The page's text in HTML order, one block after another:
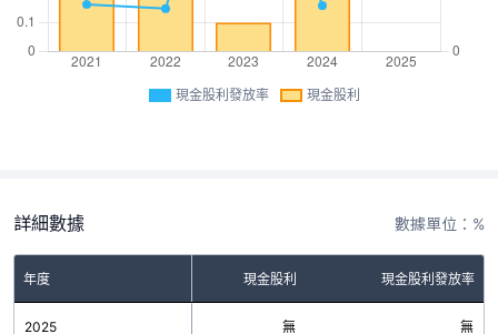
現金股利發放率 現金股利
詳細數據 數據單位：%
年度 現金股利 現金股利發放率
2025 無 無